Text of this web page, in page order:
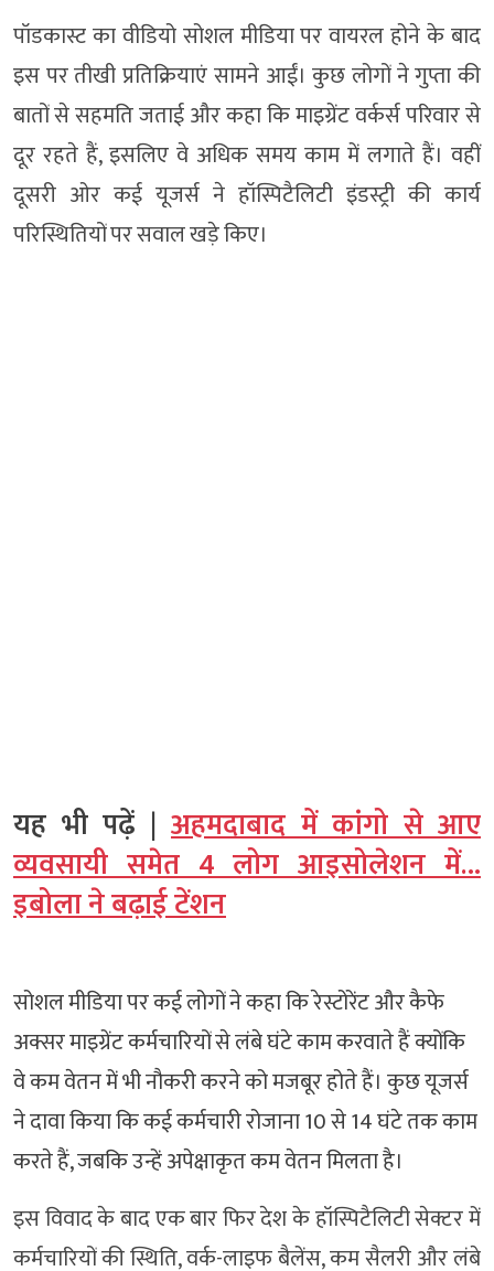
पॉडकास्ट का वीडियो सोशल मीडिया पर वायरल होने के बाद
इस पर तीखी प्रतिक्रियाएं सामने आईं। कुछ लोगों ने गुप्ता की
बातों से सहमति जताई और कहा कि माइग्रेंट वर्कर्स परिवार से
दूर रहते हैं, इसलिए वे अधिक समय काम में लगाते हैं। वहीं
दूसरी ओर कई यूजर्स ने हॉस्पिटैलिटी इंडस्ट्री की कार्य
परिस्थितियों पर सवाल खड़े किए।
यह भी पढ़ें | अहमदाबाद में कांगो से आए
व्यवसायी समेत 4 लोग आइसोलेशन में…
इबोला ने बढ़ाई टेंशन
सोशल मीडिया पर कई लोगों ने कहा कि रेस्टोरेंट और कैफे
अक्सर माइग्रेंट कर्मचारियों से लंबे घंटे काम करवाते हैं क्योंकि
वे कम वेतन में भी नौकरी करने को मजबूर होते हैं। कुछ यूजर्स
ने दावा किया कि कई कर्मचारी रोजाना 10 से 14 घंटे तक काम
करते हैं, जबकि उन्हें अपेक्षाकृत कम वेतन मिलता है।
इस विवाद के बाद एक बार फिर देश के हॉस्पिटैलिटी सेक्टर में
कर्मचारियों की स्थिति, वर्क-लाइफ बैलेंस, कम सैलरी और लंबे